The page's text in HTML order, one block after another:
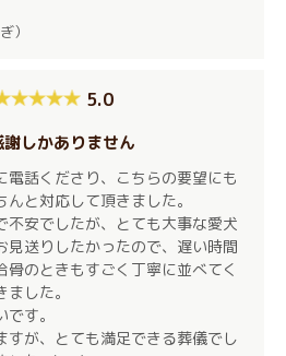
）
5.0
しかありません
電話くださり、こちらの要望にも
と対応して頂きました。
不安でしたが、とても大事な愛犬
見送りしたかったので、遅い時間
骨のときもすごく丁寧に並べてく
した。
す。
すが、とても満足できる葬儀でし